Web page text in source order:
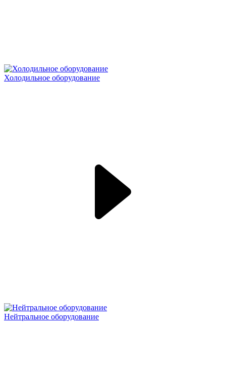
Холодильное оборудование
Нейтральное оборудование